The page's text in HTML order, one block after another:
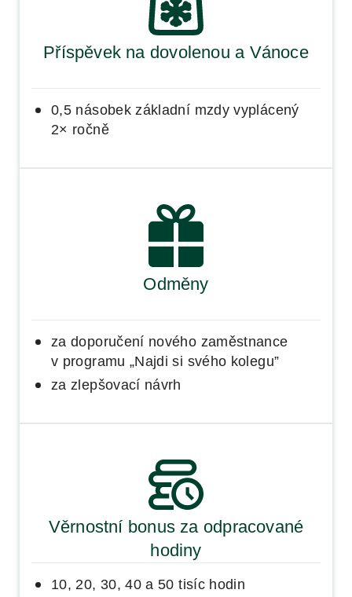
Příspěvek na dovolenou a Vánoce
0,5 násobek základní mzdy vyplácený
2× ročně
Odměny
za doporučení nového zaměstnance
v programu „Najdi si svého kolegu”
za zlepšovací návrh
Věrnostní bonus za odpracované
hodiny
10, 20, 30, 40 a 50 tisíc hodin